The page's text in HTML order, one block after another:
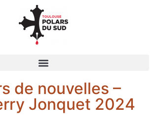
de nouvelles –
Jonquet 2024